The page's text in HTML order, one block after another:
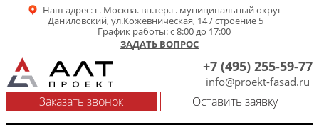
Наш адрес: г. Москва. вн.тер.г. муниципальный округ
Даниловский, ул.Кожевническая, 14 / строение 5
График работы: с 8:00 до 17:00
ЗАДАТЬ ВОПРОС
+7 (495) 255-59-77
info@proekt-fasad.ru
Заказать звонок Оставить заявку